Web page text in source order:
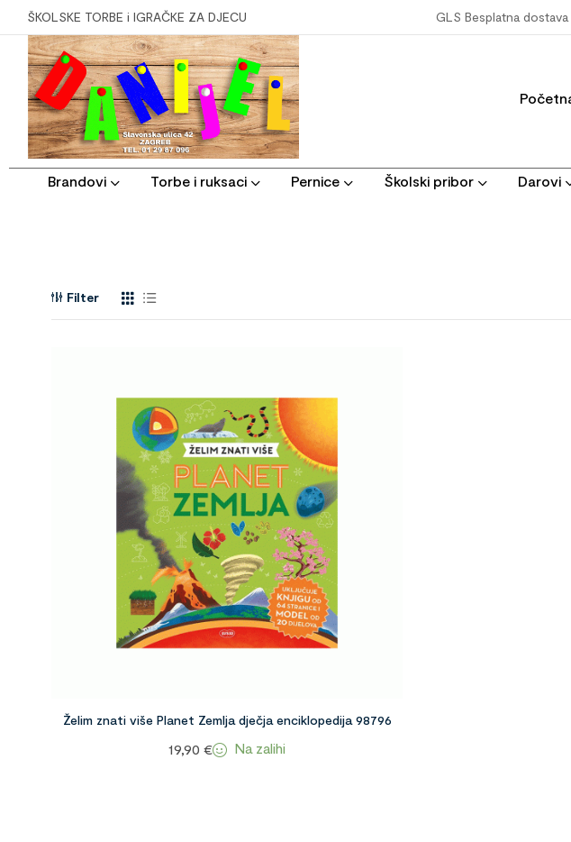
ŠKOLSKE TORBE i IGRAČKE ZA DJECU GLS Besplatna
Brandovi Torbe i ruksaci Pernice Školski pribor Darovi
Filter
Želim znati više Planet Zemlja dječja enciklopedija 98796
19,90€ Na zalihi